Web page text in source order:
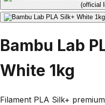
Bambu Lab
White 1kg
Filament PLA Silk+